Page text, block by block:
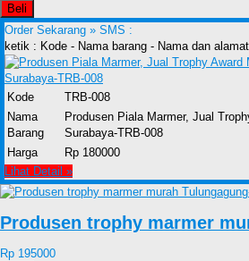
Beli
Order Sekarang » SMS :
ketik : Kode - Nama barang - Nama dan
Kode
TRB-008
Nama
Barang
Produsen Piala Marmer, Jual
Surabaya-TRB-008
Harga
Rp 180000
Lihat Detail »
Produsen trophy marmer
Rp 195000